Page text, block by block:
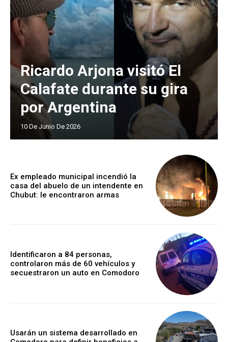
Ricardo Arjona visitó El
Calafate durante su gira
por Argentina
10 De Junio De 2026
Ex empleado municipal incendió la
casa del abuelo de un intendente en
Chubut: le encontraron armas
Identificaron a 84 personas,
controlaron más de 60 vehículos y
secuestraron un auto en Comodoro
Usarán un sistema desarrollado en